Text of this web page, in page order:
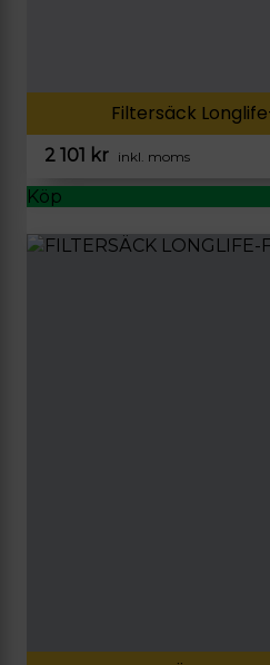
Filtersäck
2 101 kr inkl. moms
Köp